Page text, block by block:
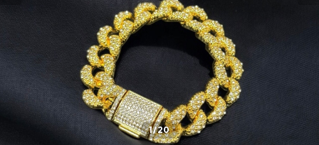
1/20